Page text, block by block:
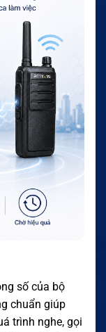
số của bộ
chuẩn giúp
trình nghe, gọi